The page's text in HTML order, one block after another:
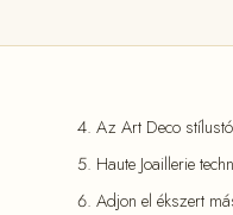
Az Art Deco
Haute Joaillerie
Adjon el ékszert